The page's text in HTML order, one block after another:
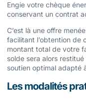
Engie votre chèque
conservant un contrat
C’est là une offre
facilitant l’obtention de
montant total de votre
solde sera alors
soutien optimal adapté
Les modalités